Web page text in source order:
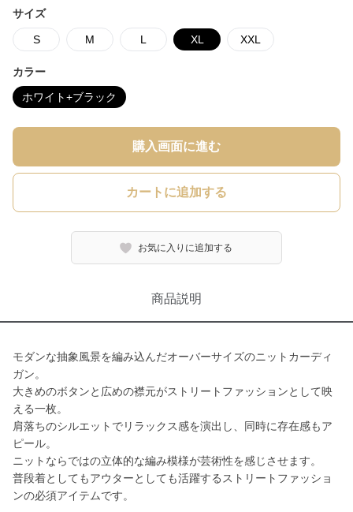
サイズ
S M L XL XXL
カラー
ホワイト+ブラック
購入画面に進む
カートに追加する
お気に入りに追加する
商品説明
モダンな抽象風景を編み込んだオーバーサイズのニットカーディ
ガン。
大きめのボタンと広めの襟元がストリートファッションとして映
える一枚。
肩落ちのシルエットでリラックス感を演出し、同時に存在感もア
ピール。
ニットならではの立体的な編み模様が芸術性を感じさせます。
普段着としてもアウターとしても活躍するストリートファッショ
ンの必須アイテムです。